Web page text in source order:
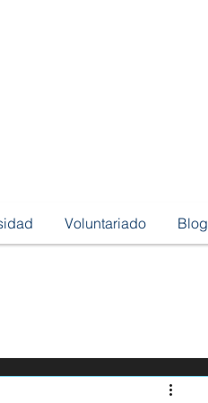
Voluntariado Blog